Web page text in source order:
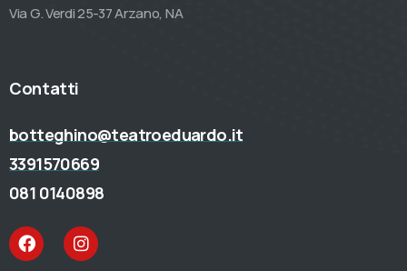
Via G. Verdi 25-37 Arzano, NA
Contatti
botteghino@teatroeduardo.it
3391570669
081 0140898